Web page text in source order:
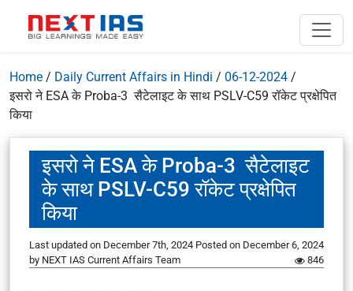
Home / Daily Current Affairs in Hindi / 06-12-2024 /
इसरो ने ESA के Proba-3 सैटेलाइट के साथ PSLV-C59 रॉकेट प्रक्षेपित
किया
इसरो ने ESA के Proba-3 सैटेलाइट
के साथ PSLV-C59 रॉकेट प्रक्षेपित
किया
Last updated on December 7th, 2024 Posted on December 6, 2024
by NEXT IAS Current Affairs Team 846